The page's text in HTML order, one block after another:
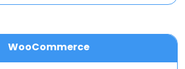
WooCommerce